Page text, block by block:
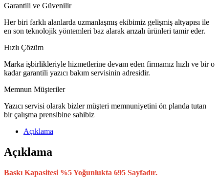
Garantili ve Güvenilir
Her biri farklı alanlarda uzmanlaşmış ekibimiz gelişmiş altyapısı ile
en son teknolojik yöntemleri baz alarak arızalı ürünleri tamir eder.
Hızlı Çözüm
Marka işbirlikleriyle hizmetlerine devam eden firmamız hızlı ve bir o
kadar garantili yazıcı bakım servisinin adresidir.
Memnun Müşteriler
Yazıcı servisi olarak bizler müşteri memnuniyetini ön planda tutan
bir çalışma prensibine sahibiz
Açıklama
Açıklama
Baskı Kapasitesi %5 Yoğunlukta 695 Sayfadır.